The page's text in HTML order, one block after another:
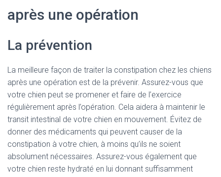
après une opération
La prévention
La meilleure façon de traiter la constipation chez les chiens
après une opération est de la prévenir. Assurez-vous que
votre chien peut se promener et faire de l’exercice
régulièrement après l’opération. Cela aidera à maintenir le
transit intestinal de votre chien en mouvement. Évitez de
donner des médicaments qui peuvent causer de la
constipation à votre chien, à moins qu’ils ne soient
absolument nécessaires. Assurez-vous également que
votre chien reste hydraté en lui donnant suffisamment